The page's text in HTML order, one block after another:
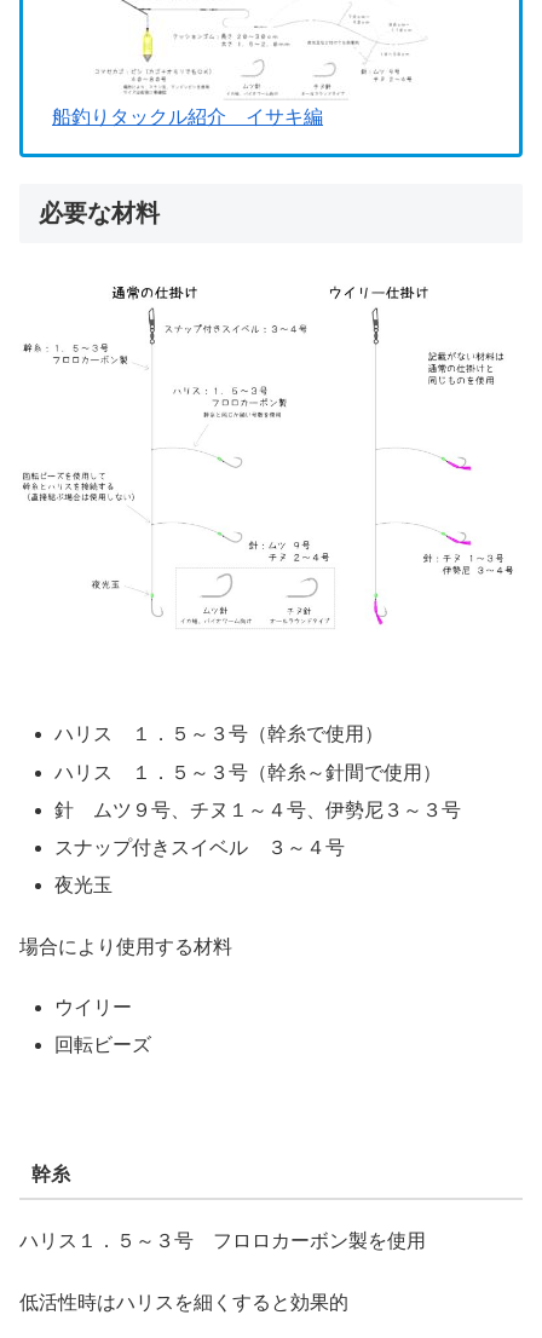
船釣りタックル紹介 イサキ編
必要な材料
ハリス １．５～３号（幹糸で使用）
ハリス １．５～３号（幹糸～針間で使用）
針 ムツ９号、チヌ１～４号、伊勢尼３～３号
スナップ付きスイベル ３～４号
夜光玉
場合により使用する材料
ウイリー
回転ビーズ
幹糸
ハリス１．５～３号 フロロカーボン製を使用
低活性時はハリスを細くすると効果的